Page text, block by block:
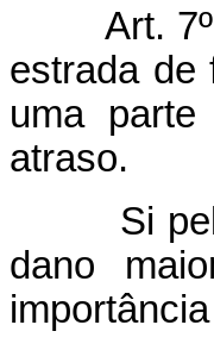
Art.
estrada de
uma
atraso.
Si pelo
dano